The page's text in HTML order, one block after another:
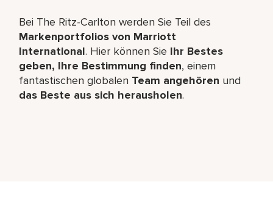
Bei The Ritz-Carlton werden Sie Teil des
Markenportfolios von Marriott
International. Hier können Sie Ihr Bestes
geben, Ihre Bestimmung finden, einem
fantastischen globalen Team angehören und
das Beste aus sich herausholen.